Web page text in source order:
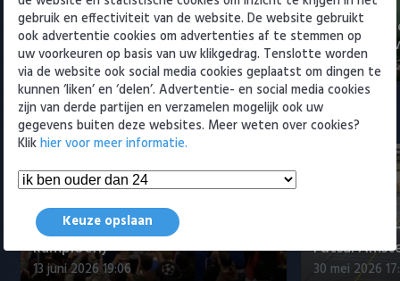
Voorbeschouwing Cambuur-
Excelsior met Plat en El Arguioui
6 augustus 2026 18:49
PSV
ervaren
6 augustus
Samenvattingen Eredivisie
Tigers Roermond - Futsal
Amsterdam 3-0 (Roermond
kampioen)
13 juni 2026 19:06
Futsal
30 mei 2026
gebruik en effectiviteit van de website. De website gebruikt
ook advertentie cookies om advertenties af te stemmen op
uw voorkeuren op basis van uw klikgedrag. Tenslotte worden
via de website ook social media cookies geplaatst om dingen te
kunnen ‘liken’ en ‘delen’. Advertentie- en social media cookies
zijn van derde partijen en verzamelen mogelijk ook uw
gegevens buiten deze websites. Meer weten over cookies?
Klikhier voor meer informatie.
Keuze opslaan